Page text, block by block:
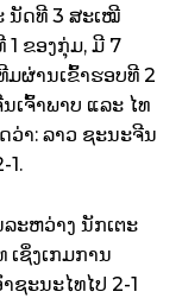
ນັດທີ 3 ສະເໝີ
1 ຂອງກຸ່ມ, ມີ 7
ມຜ່ານເຂົ້າຮອບທີ 2
ເຈົ້າພາບ ແລະ ໄທ
າ: ລາວ ຊະນະຈີນ
1.
ະຫວ່າງ ນັກເຕະ
ເຊິ່ງເກມການ
ຊະນະໄທໄປ 2-1